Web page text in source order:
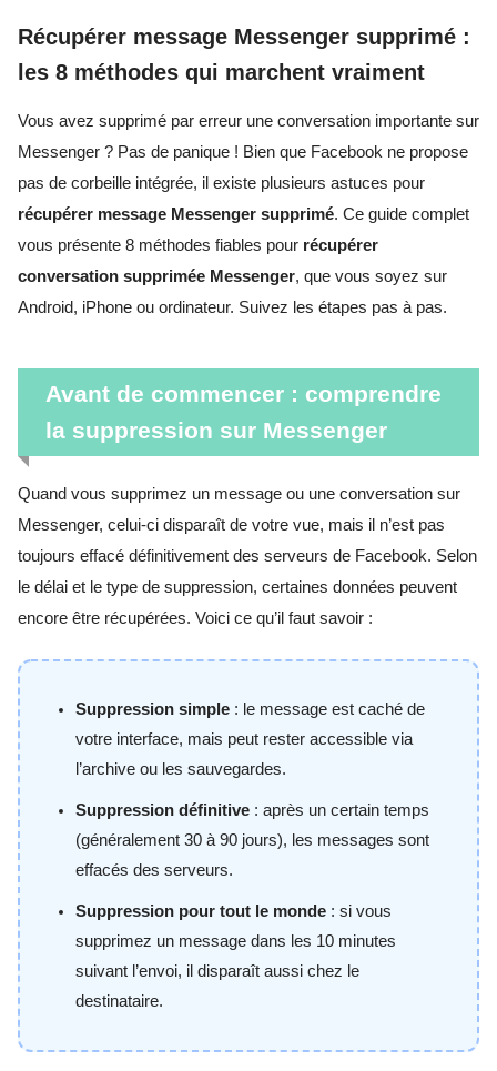
Récupérer message Messenger supprimé :
les 8 méthodes qui marchent vraiment
Vous avez supprimé par erreur une conversation importante sur
Messenger ? Pas de panique ! Bien que Facebook ne propose
pas de corbeille intégrée, il existe plusieurs astuces pour
récupérer message Messenger supprimé. Ce guide complet
vous présente 8 méthodes fiables pour récupérer
conversation supprimée Messenger, que vous soyez sur
Android, iPhone ou ordinateur. Suivez les étapes pas à pas.
Avant de commencer : comprendre
la suppression sur Messenger
Quand vous supprimez un message ou une conversation sur
Messenger, celui-ci disparaît de votre vue, mais il n’est pas
toujours effacé définitivement des serveurs de Facebook. Selon
le délai et le type de suppression, certaines données peuvent
encore être récupérées. Voici ce qu’il faut savoir :
Suppression simple : le message est caché de
votre interface, mais peut rester accessible via
l’archive ou les sauvegardes.
Suppression définitive : après un certain temps
(généralement 30 à 90 jours), les messages sont
effacés des serveurs.
Suppression pour tout le monde : si vous
supprimez un message dans les 10 minutes
suivant l’envoi, il disparaît aussi chez le
destinataire.